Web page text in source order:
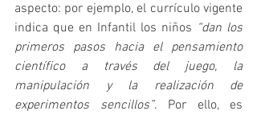
aspecto: por ejemplo, el currículo vigente
indica que en Infantil los niños “dan los
primeros pasos hacia el pensamiento
científico a través del juego, la
manipulación y la realización de
experimentos sencillos”. Por ello, es